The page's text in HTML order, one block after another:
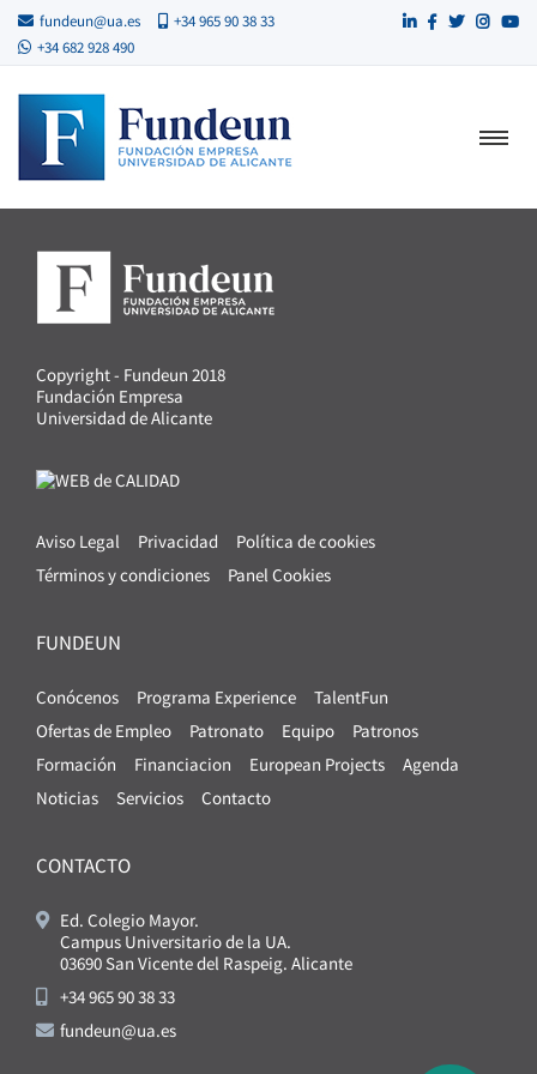
fundeun@ua.es
+34 965 90 38 33
+34 682 928 490
Copyright - Fundeun 2018
Fundación Empresa
Universidad de Alicante
Aviso Legal Privacidad
Política de cookies
Términos y condiciones
Panel Cookies
FUNDEUN
Conócenos Programa Experience
TalentFun
Ofertas de Empleo
Patronato Equipo
Patronos
Formación
Financiacion European Projects
Agenda
Noticias
Servicios Contacto
CONTACTO
Ed. Colegio Mayor.
Campus Universitario de la UA.
03690 San Vicente del Raspeig. Alicante
+34 965 90 38 33
fundeun@ua.es